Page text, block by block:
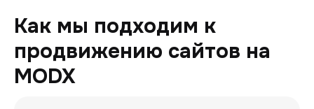
Как мы подходим к
продвижению сайтов на
MODX